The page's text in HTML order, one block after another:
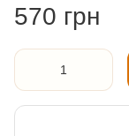
570 грн